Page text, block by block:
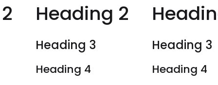
Heading 2
Heading 3
Heading 4
Heading 3
Heading 4